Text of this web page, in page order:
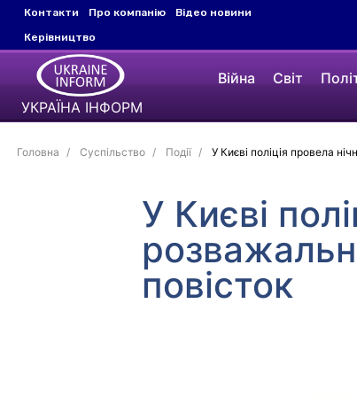
Контакти Про компанію
Відео новини
Керівництво
УКРАЇНА ІНФОРМ
Війна Світ
Головна Суспільство Події У Києві поліція провела
У Києві
повісток